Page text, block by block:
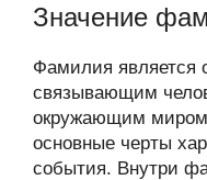
Значение
Фамилия является
связывающим
окружающим
основные черты
события. Внутри